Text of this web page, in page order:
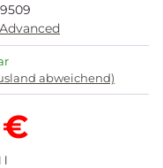
abweichend)
l